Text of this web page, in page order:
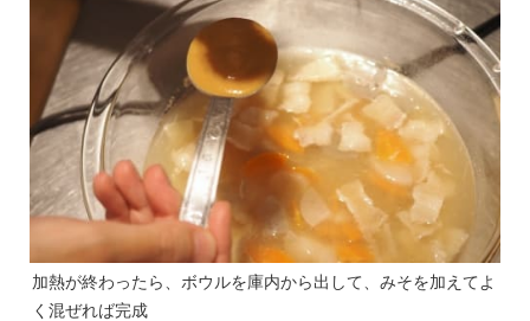
加熱が終わったら、ボウルを庫内から出して、みそを加えてよ
く混ぜれば完成